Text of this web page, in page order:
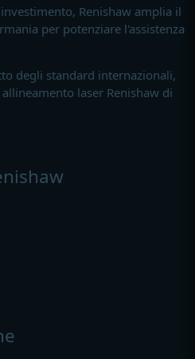
Renishaw amplia il
per potenziare l'assistenza
degli standard internazionali,
laser Renishaw di